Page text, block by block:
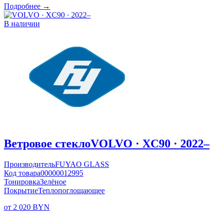
Подробнее →
В наличии
Ветровое стеклоVOLVO · XC90 · 2022–
ПроизводительFUYAO GLASS
Код товара00000012995
ТонировкаЗелёное
ПокрытиеТеплопоглощающее
от 2 020 BYN